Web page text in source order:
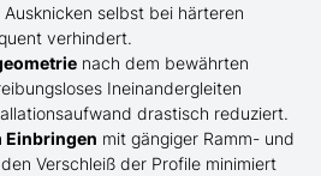
selbst bei härteren
verhindert.
nach dem bewährten
Ineinandergleiten
drastisch reduziert.
Einbringen mit gängiger Ramm- und
Verschleiß der Profile minimiert